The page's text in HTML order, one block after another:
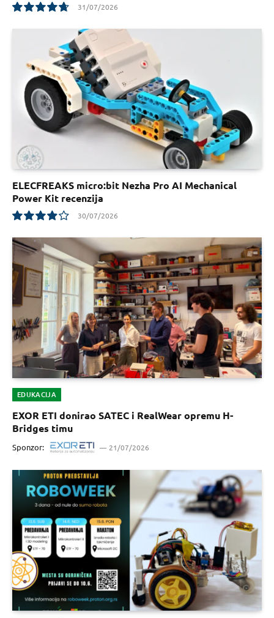
9.5
31/07/2026
ELECFREAKS micro:bit Nezha Pro AI Mechanical
Power Kit recenzija
7.8
30/07/2026
EDUKACIJA
EXOR ETI donirao SATEC i RealWear opremu H-
Bridges timu
Sponzor: 21/07/2026